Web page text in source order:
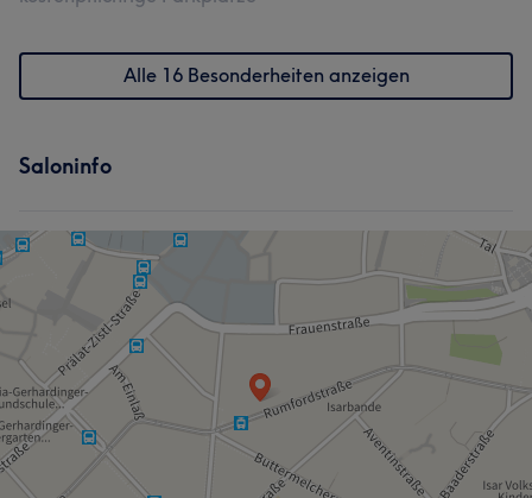
Alle 16 Besonderheiten anzeigen
Saloninfo